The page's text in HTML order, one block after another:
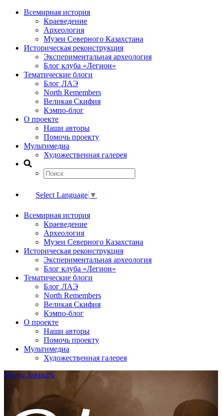
Всемирная история
Краеведение
Археология
Музеи Северного Казахстана
Историческая реконструкция
Экспериментальная археология
Блог клуба «Легион»
Тематические блоги
Блог ЛАЭ
North Remembers
Великая Скифия
Кэмпо-блог
О проекте
Наши авторы
Помочь проекту
Мультимедиа
Художественная галерея
Select Language ▼
Всемирная история
Краеведение
Археология
Музеи Северного Казахстана
Историческая реконструкция
Экспериментальная археология
Блог клуба «Легион»
Тематические блоги
Блог ЛАЭ
North Remembers
Великая Скифия
Кэмпо-блог
О проекте
Наши авторы
Помочь проекту
Мультимедиа
Художественная галерея
Меню Закрыть